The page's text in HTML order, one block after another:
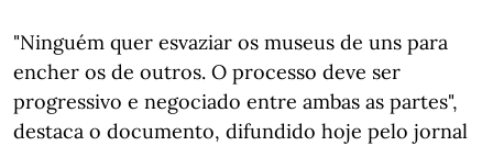
"Ninguém quer esvaziar os museus de uns para
encher os de outros. O processo deve ser
progressivo e negociado entre ambas as partes",
destaca o documento, difundido hoje pelo jornal